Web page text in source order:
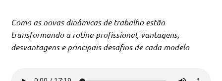
Como as novas dinâmicas de trabalho estão
transformando a rotina profissional, vantagens,
desvantagens e principais desafios de cada modelo